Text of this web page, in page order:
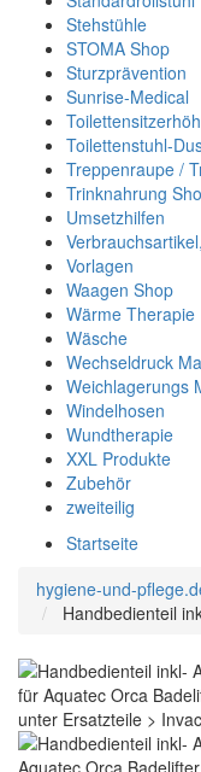
Stehstühle
STOMA Shop
Sturzprävention
Sunrise-Medical
Toilettenstuhl-
Treppenraupe /
Trinknahrung
Umsetzhilfen
Vorlagen
Waagen Shop
Wärme Therapie
Wäsche
Wechseldruck
Weichlagerungs
Windelhosen
Wundtherapie
XXL Produkte
Zubehör
zweiteilig
Startseite
hygiene-und-
Handbedienteil